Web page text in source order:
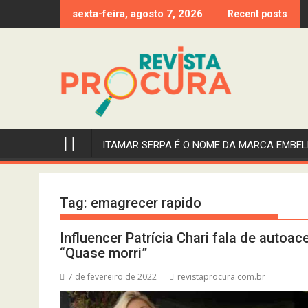
to
sexta-feira, agosto 7, 2026 Recent posts
ITAMAR SERPA É O NOME DA MARCA
Tag: emagrecer rapido
Influencer Patrícia Chari fala de
“Quase morri”
7 de fevereiro de 2022 revistaprocura.com.br